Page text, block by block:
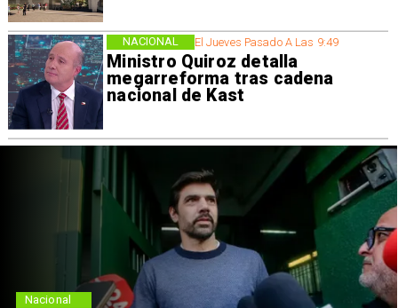
El Jueves Pasado A Las 9:49
Ministro Quiroz detalla
megarreforma tras cadena
nacional de Kast
NACIONAL
Nacional